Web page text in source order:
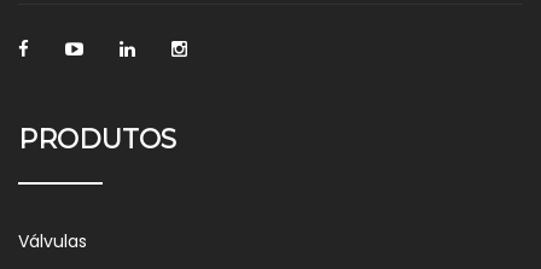
PRODUTOS
Válvulas